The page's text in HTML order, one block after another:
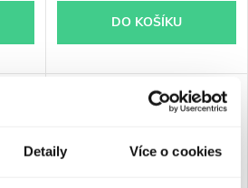
Detaily Více o cookies
DO KOŠÍKU
PRODLOUŽENÁ ZÁRUKA